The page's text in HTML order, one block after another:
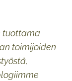
tuottama
toimijoiden